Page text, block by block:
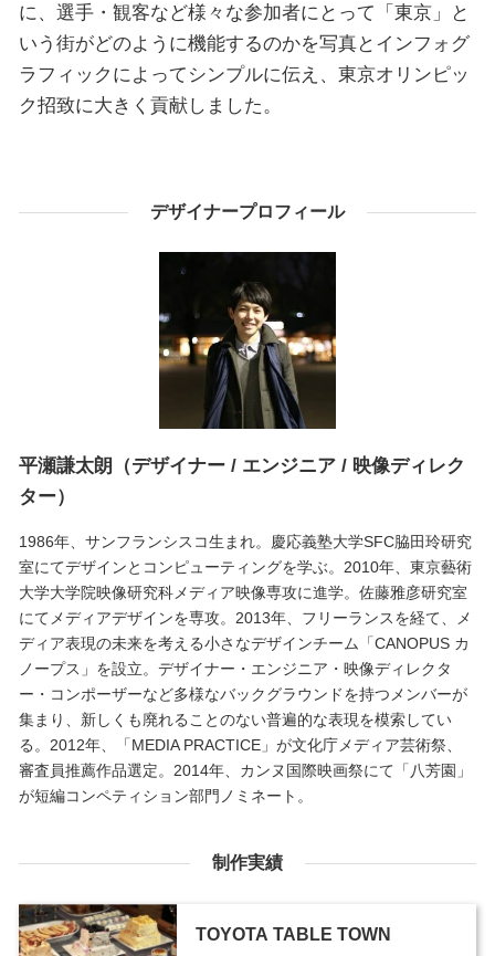
に、選手・観客など様々な参加者にとって「東京」と
いう街がどのように機能するのかを写真とインフォグ
ラフィックによってシンプルに伝え、東京オリンピッ
ク招致に大きく貢献しました。
デザイナープロフィール
平瀬謙太朗（デザイナー / エンジニア / 映像ディレク
ター）
1986年、サンフランシスコ生まれ。慶応義塾大学SFC脇田玲研究
室にてデザインとコンピューティングを学ぶ。2010年、東京藝術
大学大学院映像研究科メディア映像専攻に進学。佐藤雅彦研究室
にてメディアデザインを専攻。2013年、フリーランスを経て、メ
ディア表現の未来を考える小さなデザインチーム「CANOPUS カ
ノープス」を設立。デザイナー・エンジニア・映像ディレクタ
ー・コンポーザーなど多様なバックグラウンドを持つメンバーが
集まり、新しくも廃れることのない普遍的な表現を模索してい
る。2012年、「MEDIA PRACTICE」が文化庁メディア芸術祭、
審査員推薦作品選定。2014年、カンヌ国際映画祭にて「八芳園」
が短編コンペティション部門ノミネート。
制作実績
TOYOTA TABLE TOWN